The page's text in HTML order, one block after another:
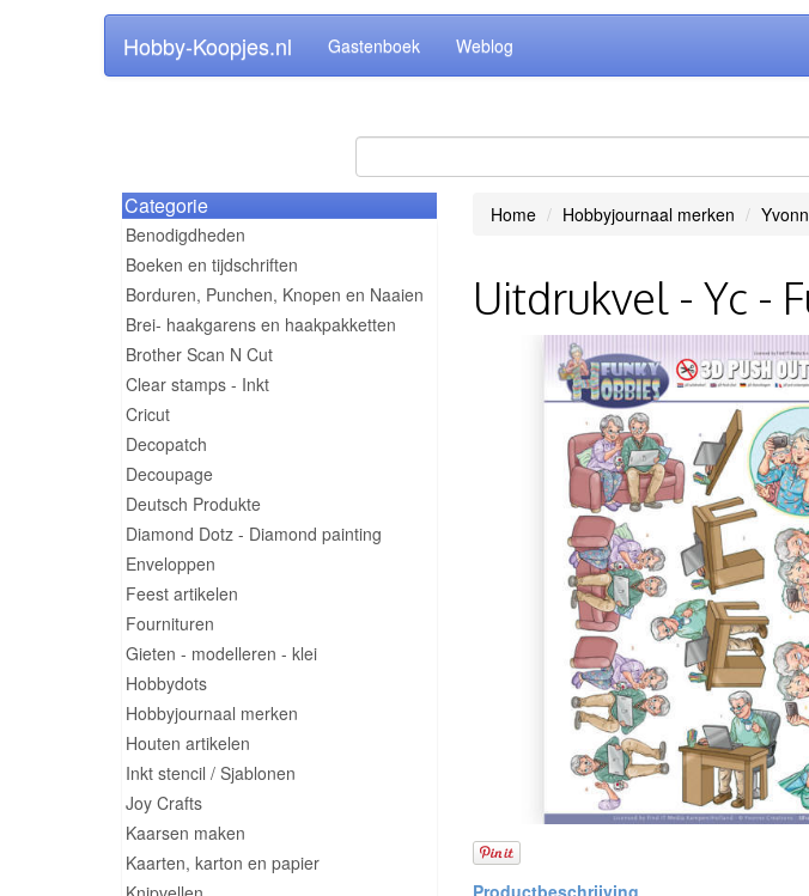
Hobby-Koopjes.nl Gastenboek Weblog
Categorie
Benodigdheden
Boeken en tijdschriften
Borduren, Punchen, Knopen en Naaien
Brei- haakgarens en haakpakketten
Brother Scan N Cut
Clear stamps - Inkt
Cricut
Decopatch
Decoupage
Deutsch Produkte
Diamond Dotz - Diamond painting
Enveloppen
Feest artikelen
Fournituren
Gieten - modelleren - klei
Hobbydots
Hobbyjournaal merken
Houten artikelen
Inkt stencil / Sjablonen
Joy Crafts
Kaarsen maken
Kaarten, karton en papier
Home Hobbyjournaal merken
Uitdrukvel - Yc -